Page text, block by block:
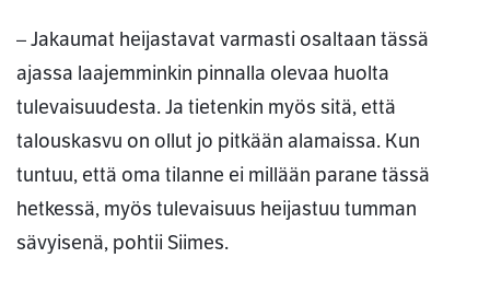
– Jakaumat heijastavat varmasti osaltaan tässä
ajassa laajemminkin pinnalla olevaa huolta
tulevaisuudesta. Ja tietenkin myös sitä, että
talouskasvu on ollut jo pitkään alamaissa. Kun
tuntuu, että oma tilanne ei millään parane tässä
hetkessä, myös tulevaisuus heijastuu tumman
sävyisenä, pohtii Siimes.